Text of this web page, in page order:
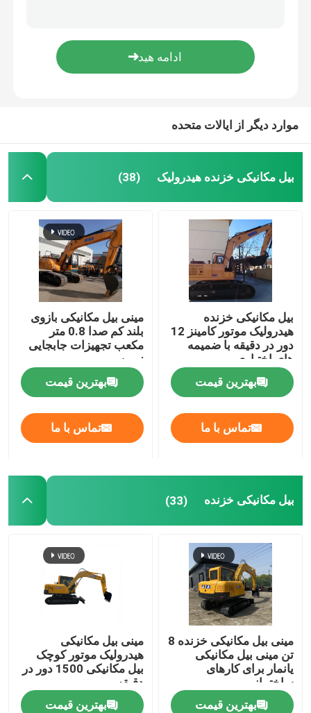
تراکتور روغن پالم
مینی دامپر خزنده
لودر چرخ جلویی
گریدر موتور تجهیزات سنگین
غلتک جاده ارتعاشی
چرخ لودر بکهو
لودر اسکید کوچک
لیفتراک هندلر تلسکوپی
موارد دیگر از ایالات متحده
بیل مکانیکی خزنده هیدرولیک (38)
بیل مکانیکی خزنده
هیدرولیک موتور کامینز 12
دور در دقیقه با ضمیمه
های اختیاری
بهترین قیمت
تماس با ما
مینی بیل مکانیکی بازوی
بلند کم صدا 0.8 متر
مکعب تجهیزات جابجایی
زمین
بهترین قیمت
تماس با ما
بیل مکانیکی خزنده (33)
مینی بیل مکانیکی خزنده 8
تن مینی بیل مکانیکی
یانمار برای کارهای
ساختمانی
بهترین قیمت
مینی بیل مکانیکی
هیدرولیک موتور کوچک
بیل مکانیکی 1500 دور در
دقیقه
بهترین قیمت